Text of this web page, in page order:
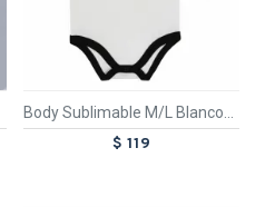
Body Sublimable M/L Blanco/Negro
$ 119